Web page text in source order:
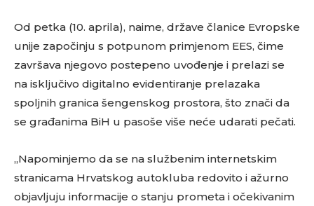
Od petka (10. aprila), naime, države članice Evropske
unije započinju s potpunom primjenom EES, čime
završava njegovo postepeno uvođenje i prelazi se
na isključivo digitalno evidentiranje prelazaka
spoljnih granica šengenskog prostora, što znači da
se građanima BiH u pasoše više neće udarati pečati.
„Napominjemo da se na službenim internetskim
stranicama Hrvatskog autokluba redovito i ažurno
objavljuju informacije o stanju prometa i očekivanim